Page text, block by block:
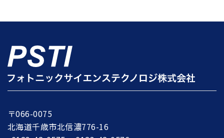
〒066-0075
北海道千歳市北信濃776-16